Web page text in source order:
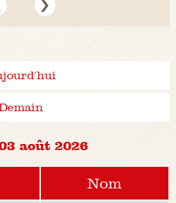
août 2026
Nom